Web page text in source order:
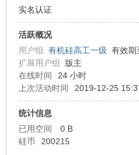
实名认证
活跃概况
用户组 有机硅高工一级 有效
扩展用户组 版主
在线时间
24 小时
上次活动时间
2019-12-25
统计信息
已用空间
0 B
硅币
200215